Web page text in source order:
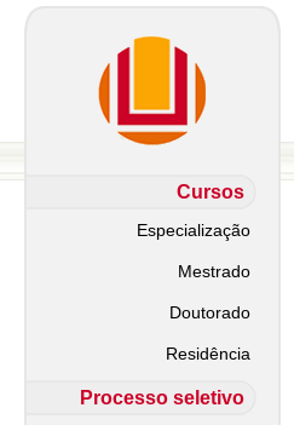
Cursos
Especialização
Mestrado
Doutorado
Residência
Processo seletivo